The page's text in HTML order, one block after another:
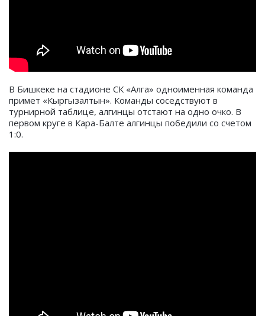
В Бишкеке на стадионе СК «Алга» одноименная команда
примет «Кыргызалтын». Команды соседствуют в
турнирной таблице, алгинцы отстают на одно очко. В
первом круге в Кара-Балте алгинцы победили со счетом
1:0.